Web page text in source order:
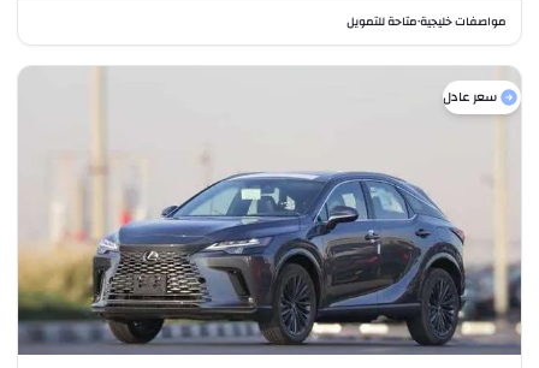
مواصفات خليجية•متاحة للتمويل
سعر عادل